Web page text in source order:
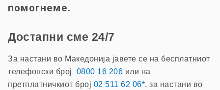
помогнеме.
Достапни сме 24/7
За настани во Македонија јавете се на бесплатниот
телефонски број 0800 16 206 или на
претплатничкиот број 02 511 62 06*, за настани во